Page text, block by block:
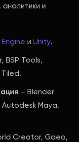
аналитики и
и Unity.
BSP Tools,
– Blender
Autodesk Maya,
Creator, Gaea,